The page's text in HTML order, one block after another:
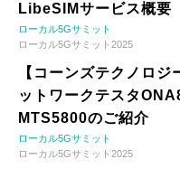
LibeSIMサービス概要
ローカル5Gサミット
ローカル5Gサミット2025
【コーンズテクノロ
ットワークテスタ
MTS5800のご紹介
ローカル5Gサミット
ローカル5Gサミット2025